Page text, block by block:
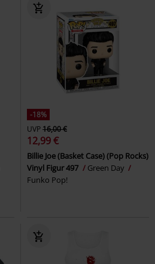
-18%
UVP16,00 €
12,99 €
Billie Joe (Basket Case) (Pop Rocks)
Vinyl Figur 497
Green Day
Funko Pop!